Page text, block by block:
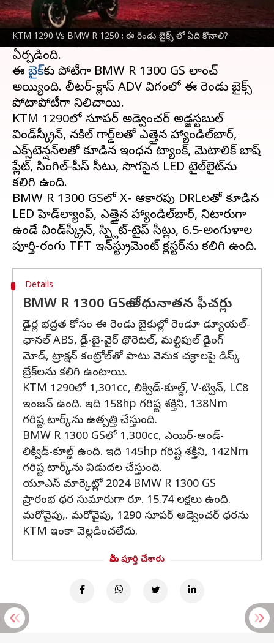
KTM 1290 Vs BMW R 1250 : ఈ రెండు బైక్స్ లో ఏది కొనాలి?
భారత మార్కెట్లో లేటెస్ట్‌గా కేటీఎం 1290 అడ్వెంచర్
2024ను ఆవిష్కరించనుంది.
గ్లోబెల్ మార్కెట్లో ఇప్పటికే దీనిపై విపరీతమైన క్రేజ్
ఏర్పడింది.
ఈ బైక్‌కు పోటీగా BMW R 1300 GS లాంచ్
అయ్యింది. లీటర్-క్లాస్ ADV విభాగంలో ఈ రెండు బైక్స్
పోటాపోటీగా నిలిచాయి.
KTM 1290లో సూపర్ అడ్వెంచర్ అడ్జస్టబుల్
విండ్‌స్క్రీన్, నకిల్ గార్డ్‌లతో ఎత్తైన హ్యాండిల్‌బార్,
ఎక్స్‌టెన్షన్‌లతో కూడిన ఇంధన ట్యాంక్, మెటాలిక్ బాష్
ప్లేట్, సింగిల్-పీస్ సీటు, సొగసైన LED టైల్‌లైట్‌ను
కలిగి ఉంది.
BMW R 1300 GSలో X- ఆకారపు DRLలతో కూడిన
LED హెడ్‌ల్యాంప్, ఎత్తైన హ్యాండిల్‌బార్, నిటారుగా
ఉండే విండ్‌స్క్రీన్, స్ప్లిట్-టైప్ సీట్లు, 6.5-అంగుళాల
Details
BMW R 1300 GSలో అధునాతన ఫీచర్లు
రైడర్ల భద్రత కోసం ఈ రెండు బైకుల్లో రెండూ డ్యూయల్-
ఛానల్ ABS, రైడ్-బై-వైర్ థొరెటల్, మల్టిపుల్ రైడింగ్
మోడ్‌, ట్రాక్షన్ కంట్రోల్‌తో పాటు వెనుక చక్రాలపై డిస్క్
బ్రేక్‌లను కలిగి ఉంటాయి.
KTM 1290లో 1,301cc, లిక్విడ్-కూల్డ్, V-ట్విన్, LC8
ఇంజన్ ఉంది. ఇది 158hp గరిష్ట శక్తిని, 138Nm
గరిష్ట టార్క్‌ను ఉత్పత్తి చేస్తుంది.
BMW R 1300 GSలో 1,300cc, ఎయిర్-అండ్-
లిక్విడ్-కూల్డ్ ఉంది. ఇది 145hp గరిష్ట శక్తిని, 142Nm
గరిష్ట టార్క్‌ను విడుదల చేస్తుంది.
యూఎస్ మార్కెట్లో 2024 BMW R 1300 GS
ప్రారంభ ధర సుమారుగా రూ. 15.74 లక్షలు ఉంది.
మరోవైపు,. మరోవైపు, 1290 సూపర్ అడ్వెంచర్ ధరను
KTM ఇంకా వెల్లడించలేదు.
మీరు పూర్తి చేశారు